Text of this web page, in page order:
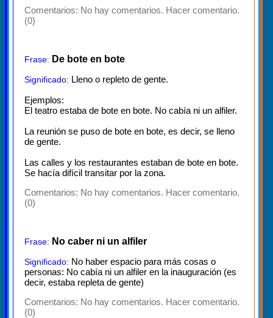
Comentarios: No hay comentarios. Hacer comentario.
(0)
Frase: De bote en bote
Significado: Lleno o repleto de gente.
Ejemplos:
El teatro estaba de bote en bote. No cabía ni un alfiler.
La reunión se puso de bote en bote, es decir, se lleno
de gente.
Las calles y los restaurantes estaban de bote en bote.
Se hacía difícil transitar por la zona.
Comentarios: No hay comentarios. Hacer comentario.
(0)
Frase: No caber ni un alfiler
Significado: No haber espacio para más cosas o
personas: No cabía ni un alfiler en la inauguración (es
decir, estaba repleta de gente)
Comentarios: No hay comentarios. Hacer comentario.
(0)